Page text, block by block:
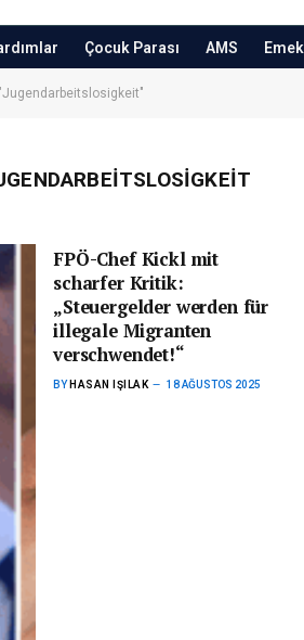
Çocuk Parası AMS
FPÖ-Chef Kickl mit
scharfer Kritik:
„Steuergelder werden für
illegale Migranten
verschwendet!“
BY HASAN IŞILAK 18 AĞUSTOS 2025